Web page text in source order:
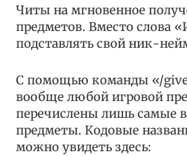
Читы на мгновенное
предметов. Вместо слова
подставлять свой ник-
С помощью команды «/
вообще любой игровой
перечислены лишь самые
предметы. Кодовые
можно увидеть здесь: